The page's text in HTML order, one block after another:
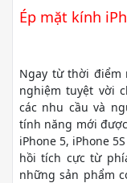
Ép mặt kính
Ngay từ thời điểm
nghiệm tuyệt vời
các nhu cầu và
tính năng mới
iPhone 5, iPhone
hồi tích cực từ
những sản phẩm